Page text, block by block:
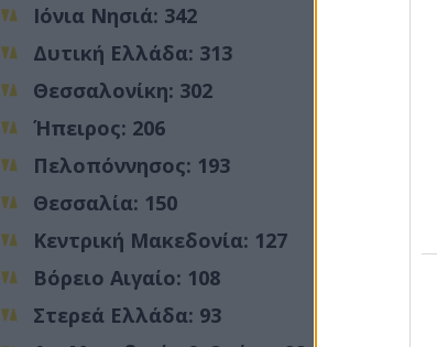
Ιόνια Νησιά: 342
Δυτική Ελλάδα: 313
Θεσσαλονίκη: 302
Ήπειρος: 206
Πελοπόννησος: 193
Θεσσαλία: 150
Κεντρική Μακεδονία: 127
Βόρειο Αιγαίο: 108
Στερεά Ελλάδα: 93